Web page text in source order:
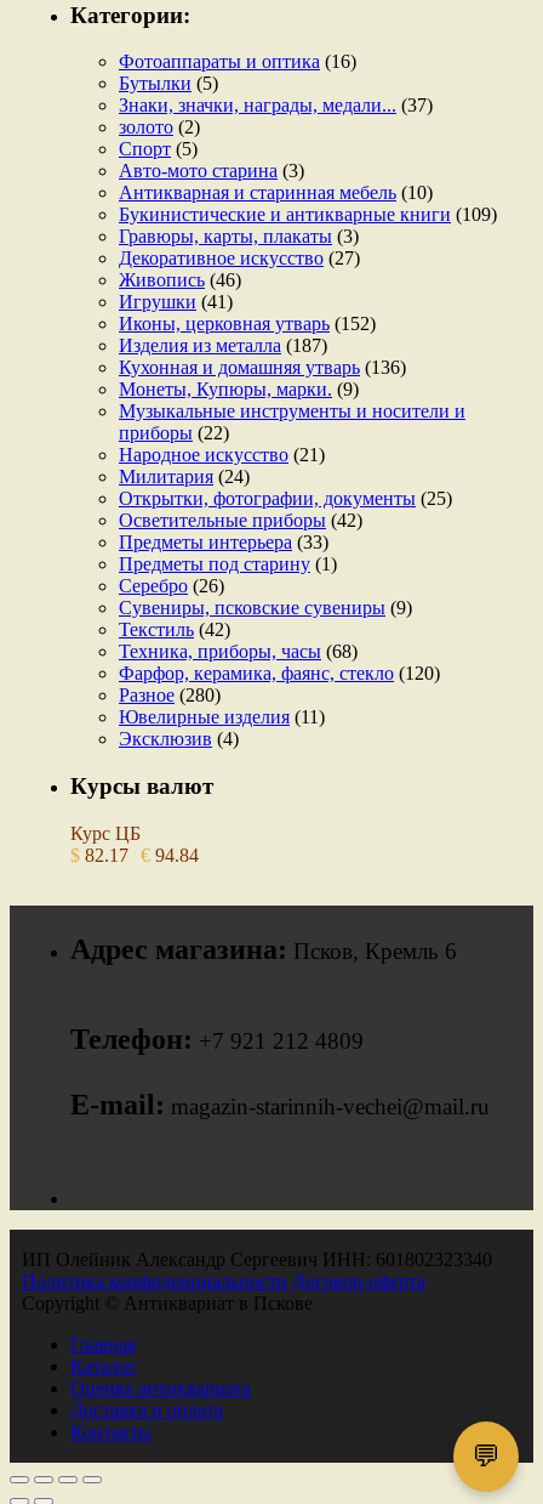
Категории:
Фотоаппараты и оптика (16)
Бутылки (5)
Знаки, значки, награды, медали... (37)
золото (2)
Спорт (5)
Авто-мото старина (3)
Антикварная и старинная мебель (10)
Букинистические и антикварные книги (109)
Гравюры, карты, плакаты (3)
Декоративное искусство (27)
Живопись (46)
Игрушки (41)
Иконы, церковная утварь (152)
Изделия из металла (187)
Кухонная и домашняя утварь (136)
Монеты, Купюры, марки. (9)
Музыкальные инструменты и носители и
приборы (22)
Народное искусство (21)
Милитария (24)
Открытки, фотографии, документы (25)
Осветительные приборы (42)
Предметы интерьера (33)
Предметы под старину (1)
Серебро (26)
Сувениры, псковские сувениры (9)
Текстиль (42)
Техника, приборы, часы (68)
Фарфор, керамика, фаянс, стекло (120)
Разное (280)
Ювелирные изделия (11)
Эксклюзив (4)
Курсы валют
Курс ЦБ
$ 82.17 € 94.84
Адрес магазина: Псков, Кремль 6
Телефон: +7 921 212 4809
E-mail: magazin-starinnih-vechei@mail.ru
💬
ИП Олейник Александр Сергеевич ИНН: 601802323340
Политика конфиденциальности Договор-оферта
Copyright © Антиквариат в Пскове
Главная
Каталог
Оценка антиквариата
Доставка и оплата
Контакты